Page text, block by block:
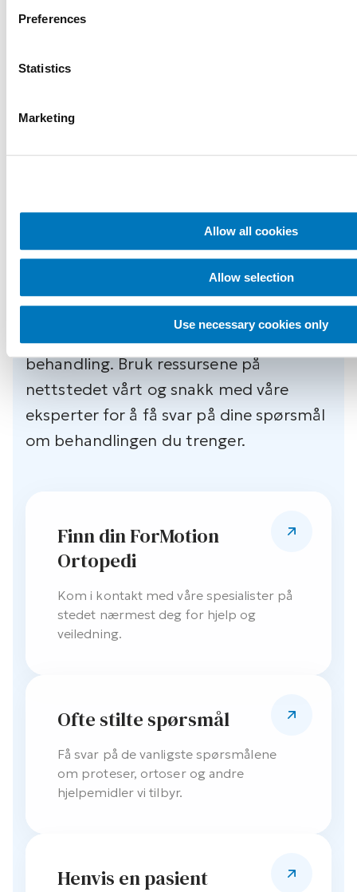
Preferences
Statistics
Marketing
Allow all cookies
Allow selection
Use necessary cookies only
Hvilke typer betaling
Ressurser
Veiledende ressurser
for din støtte
Det kan være utfordrende å finne riktig
behandling. Bruk ressursene på
nettstedet vårt og snakk med våre
eksperter for å få svar på dine spørsmål
om behandlingen du trenger.
Finn din ForMotion
Ortopedi
Kom i kontakt med våre spesialister på
stedet nærmest deg for hjelp og
veiledning.
Ofte stilte spørsmål
Få svar på de vanligste spørsmålene
om proteser, ortoser og andre
hjelpemidler vi tilbyr.
Henvis en pasient